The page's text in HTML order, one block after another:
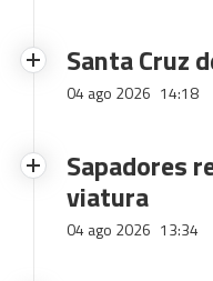
Santa Cruz
04 ago 2026 14:18
Sapadores
viatura
04 ago 2026 13:34